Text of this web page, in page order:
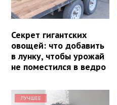
Секрет гигантских
овощей: что добавить
в лунку, чтобы урожай
не поместился в ведро
ЛУЧШЕЕ